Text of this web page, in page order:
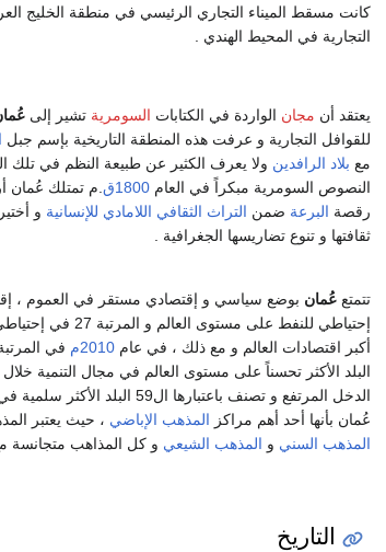
كانت مسقط الميناء التجاري الرئيسي في منطقة الخليج
التجارية في المحيط الهندي .
يعتقد أن مجان الواردة في الكتابات السومرية تشير إلى
للقوافل التجارية و عرفت هذه المنطقة التاريخية بإسم جبل
مع بلاد الرافدين ولا يعرف الكثير عن طبيعة النظم في
النصوص السومرية مبكراً في العام 1800ق .م تمتلك عُمان
رقصة البرعة ضمن التراث الثقافي اللامادي للإنسانية و
ثقافتها و تنوع تضاريسها الجغرافية .
تتمتع عُمان
أكبر اقتصادات العالم و مع ذلك ، في عام 2010م في
الدخل المرتفع و تصنف
عُمان بأنها أحد أهم مراكز المذهب الإباضي ، حيث يعتبر
المذهب السني و المذهب الشيعي و كل المذاهب متجانسة
التاريخ